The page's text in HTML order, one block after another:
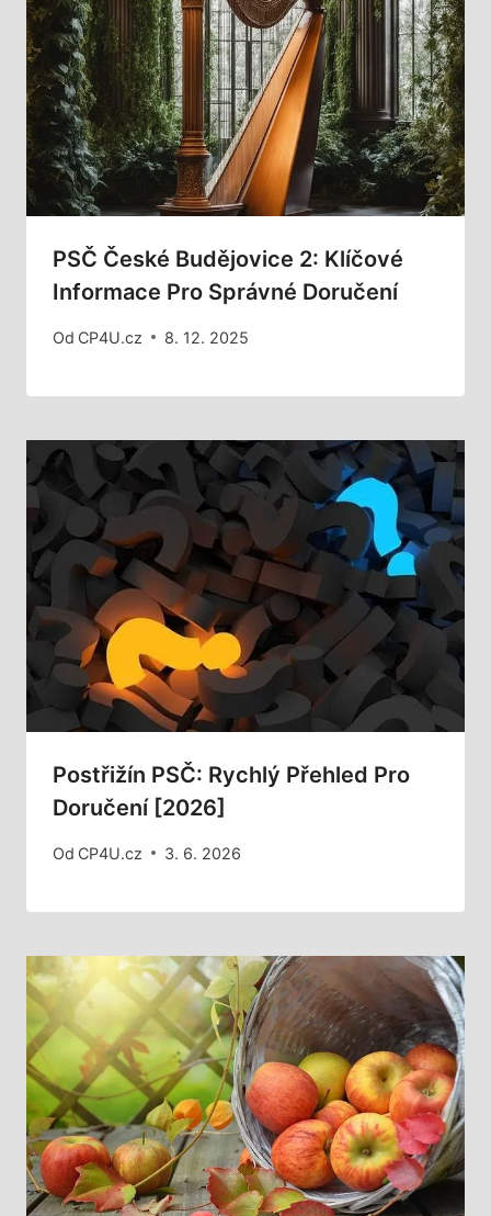
PSČ České Budějovice 2: Klíčové
Informace Pro Správné Doručení
Od CP4U.cz 8. 12. 2025
Postřižín PSČ: Rychlý Přehled Pro
Doručení [2026]
Od CP4U.cz 3. 6. 2026